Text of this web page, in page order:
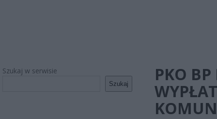
Szukaj w serwisie
Szukaj
PKO